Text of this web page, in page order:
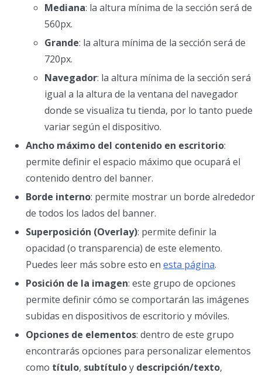
Mediana: la altura mínima de la sección será de
560px.
Grande: la altura mínima de la sección será de
720px.
Navegador: la altura mínima de la sección será
igual a la altura de la ventana del navegador
donde se visualiza tu tienda, por lo tanto puede
variar según el dispositivo.
Ancho máximo del contenido en escritorio:
permite definir el espacio máximo que ocupará el
contenido dentro del banner.
Borde interno: permite mostrar un borde alrededor
de todos los lados del banner.
Superposición (Overlay): permite definir la
opacidad (o transparencia) de este elemento.
Puedes leer más sobre esto en esta página.
Posición de la imagen: este grupo de opciones
permite definir cómo se comportarán las imágenes
subidas en dispositivos de escritorio y móviles.
Opciones de elementos: dentro de este grupo
encontrarás opciones para personalizar elementos
como título, subtítuloy descripción/texto,